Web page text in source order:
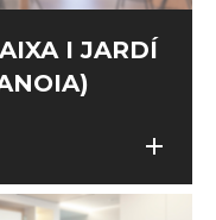
I JARDÍ
add